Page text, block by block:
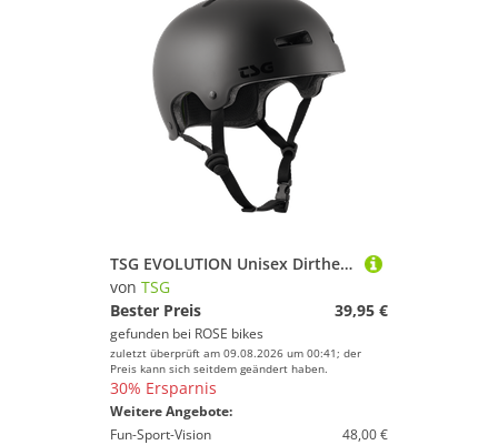
TSG EVOLUTION Unisex Dirthelm
von TSG
Bester Preis
39,95 €
gefunden bei ROSE bikes
zuletzt überprüft am 09.08.2026 um 00:41; der
Preis kann sich seitdem geändert haben.
30% Ersparnis
Weitere Angebote:
Fun-Sport-Vision
48,00 €